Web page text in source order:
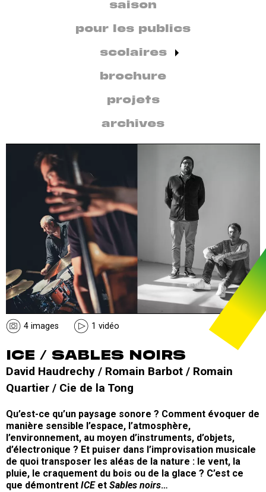
saison
pour les publics
scolaires
brochure
projets
archives
4 images 1 vidéo
ICE / SABLES NOIRS
David Haudrechy / Romain Barbot / Romain
Quartier / Cie de la Tong
Qu’est-ce qu’un paysage sonore ? Comment évoquer de
manière sensible l’espace, l’atmosphère,
l’environnement, au moyen d’instruments, d’objets,
d’électronique ? Et puiser dans l’improvisation musicale
de quoi transposer les aléas de la nature : le vent, la
pluie, le craquement du bois ou de la glace ? C’est ce
que démontrent ICEet Sables noirs…